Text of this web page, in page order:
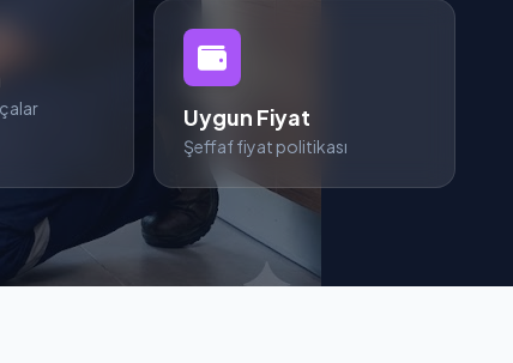
Uygun Fiyat
Şeffaf fiyat politikası